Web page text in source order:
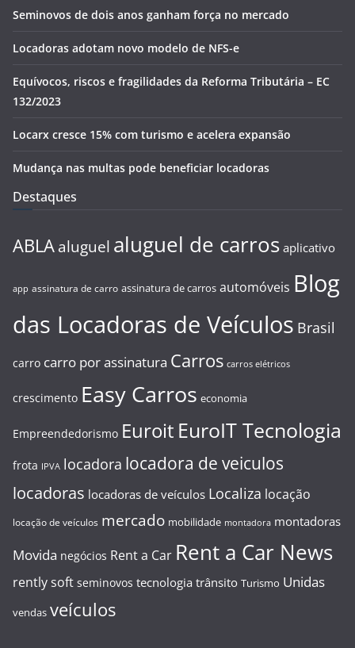
Seminovos de dois anos ganham força no mercado
Locadoras adotam novo modelo de NFS-e
Equívocos, riscos e fragilidades da Reforma Tributária – EC
132/2023
Locarx cresce 15% com turismo e acelera expansão
Mudança nas multas pode beneficiar locadoras
Destaques
ABLA aluguel aluguel de carros aplicativo
app assinatura de carro assinatura de carros automóveis Blog
das Locadoras de Veículos Brasil
carro carro por assinatura Carros carros elétricos
crescimento Easy Carros economia
Empreendedorismo Euroit EuroIT Tecnologia
frota IPVA locadora locadora de veiculos
locadoras locadoras de veículos Localiza locação
locação de veículos mercado mobilidade montadora montadoras
Movida negócios Rent a Car Rent a Car News
rently soft seminovos tecnologia trânsito Turismo Unidas
vendas veículos